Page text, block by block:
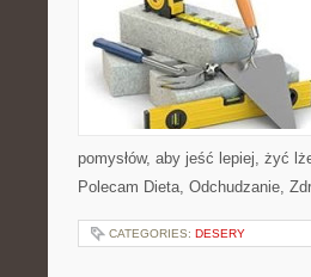
pomysłów, aby jeść lepiej, żyć
Polecam Dieta, Odchudzanie,
CATEGORIES: DESERY